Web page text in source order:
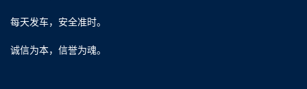
每天发车，安全准时。
诚信为本，信誉为魂。